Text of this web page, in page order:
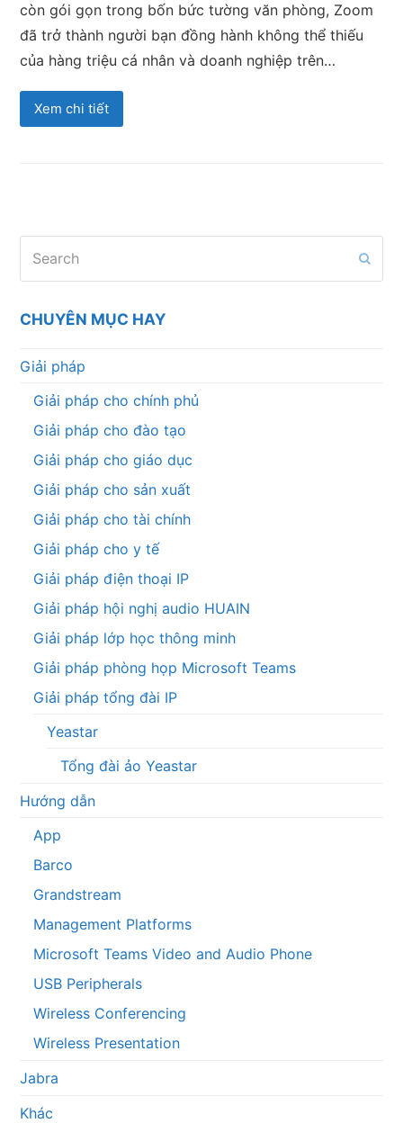
còn gói gọn trong bốn bức tường văn phòng, Zoom
đã trở thành người bạn đồng hành không thể thiếu
của hàng triệu cá nhân và doanh nghiệp trên…
Xem chi tiết
CHUYÊN MỤC HAY
Giải pháp
Giải pháp cho chính phủ
Giải pháp cho đào tạo
Giải pháp cho giáo dục
Giải pháp cho sản xuất
Giải pháp cho tài chính
Giải pháp cho y tế
Giải pháp điện thoại IP
Giải pháp hội nghị audio HUAIN
Giải pháp lớp học thông minh
Giải pháp phòng họp Microsoft Teams
Giải pháp tổng đài IP
Yeastar
Tổng đài ảo Yeastar
Hướng dẫn
App
Barco
Grandstream
Management Platforms
Microsoft Teams Video and Audio Phone
USB Peripherals
Wireless Conferencing
Wireless Presentation
Jabra
Khác